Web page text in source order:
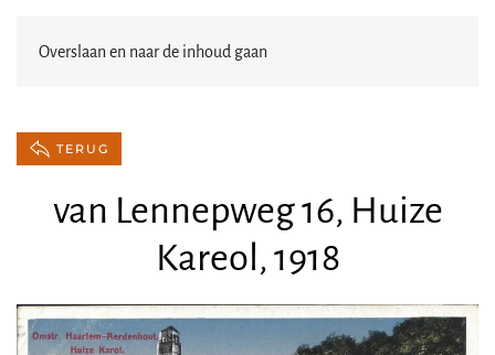
Overslaan en naar de inhoud gaan
TERUG
van Lennepweg 16, Huize
Kareol, 1918